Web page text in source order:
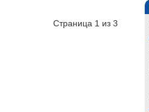
Страница 1 из 3